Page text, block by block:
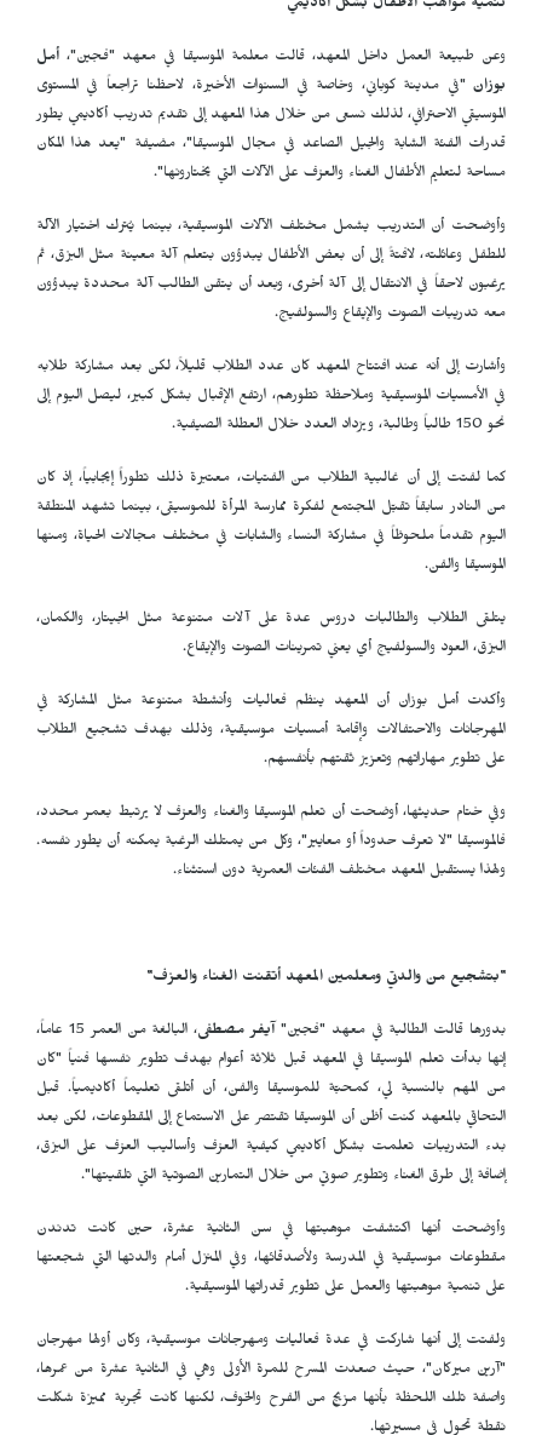
تنمية مواهب الأطفال بشكل أكاديمي
وعن طبيعة العمل داخل المعهد، قالت معلمة الموسيقا في معهد "فجين"، أمل
بوزان "في مدينة كوباني، وخاصة في السنوات الأخيرة، لاحظنا تراجعاً في المستوى
الموسيقي الاحترافي، لذلك نسعى من خلال هذا المعهد إلى تقديم تدريب أكاديمي يطور
قدرات الفئة الشابة والجيل الصاعد في مجال الموسيقا"، مضيفة "يعد هذا المكان
مساحة لتعليم الأطفال الغناء والعزف على الآلات التي يختارونها".
وأوضحت أن التدريب يشمل مختلف الآلات الموسيقية، بينما يُترك اختيار الآلة
للطفل وعائلته، لافتةً إلى أن بعض الأطفال يبدؤون بتعلم آلة معينة مثل البزق، ثم
يرغبون لاحقاً في الانتقال إلى آلة أخرى، وبعد أن يتقن الطالب آلة محددة يبدؤون
معه تدريبات الصوت والإيقاع والسولفيج.
وأشارت إلى أنه عند افتتاح المعهد كان عدد الطلاب قليلاً، لكن بعد مشاركة طلابه
في الأمسيات الموسيقية وملاحظة تطورهم، ارتفع الإقبال بشكل كبير، ليصل اليوم إلى
نحو 150 طالباً وطالبة، ويزداد العدد خلال العطلة الصيفية.
كما لفتت إلى أن غالبية الطلاب من الفتيات، معتبرة ذلك تطوراً إيجابياً، إذ كان
من النادر سابقاً تقبّل المجتمع لفكرة ممارسة المرأة للموسيقى، بينما تشهد المنطقة
اليوم تقدماً ملحوظاً في مشاركة النساء والشابات في مختلف مجالات الحياة، ومنها
الموسيقا والفن.
يتلقى الطلاب والطالبات دروس عدة على آلات متنوعة مثل الجيتار، والكمان،
البزق، العود والسولفيج أي يعني تمرينات الصوت والإيقاع.
وأكدت أمل بوزان أن المعهد ينظم فعاليات وأنشطة متنوعة مثل المشاركة في
المهرجانات والاحتفالات وإقامة أمسيات موسيقية، وذلك بهدف تشجيع الطلاب
على تطوير مهاراتهم وتعزيز ثقتهم بأنفسهم.
وفي ختام حديثها، أوضحت أن تعلم الموسيقا والغناء والعزف لا يرتبط بعمر محدد،
فالموسيقا "لا تعرف حدوداً أو معايير"، وكل من يمتلك الرغبة يمكنه أن يطور نفسه.
ولهذا يستقبل المعهد مختلف الفئات العمرية دون استثناء.
"بتشجيع من والدتي ومعلمين المعهد أتقنت الغناء والعزف"
بدورها قالت الطالبة في معهد "فجين" آيفر مصطفى
، البالغة من العمر 15 عاماً،
إنها بدأت تعلم الموسيقا في المعهد قبل ثلاثة أعوام بهدف تطوير نفسها فنياً "كان
من المهم بالنسبة لي، كمحبّة للموسيقا والفن، أن أتلقى تعليماً أكاديمياً. قبل
التحاقي بالمعهد كنت أظن أن الموسيقا تقتصر على الاستماع إلى المقطوعات، لكن بعد
بدء التدريبات تعلمت بشكل أكاديمي كيفية العزف وأساليب العزف على البزق،
إضافة إلى طرق الغناء وتطوير صوتي من خلال التمارين الصوتية التي تلقيتها".
وأوضحت أنها اكتشفت موهبتها في سن الثانية عشرة، حين كانت تدندن
مقطوعات موسيقية في المدرسة ولأصدقائها، وفي المنزل أمام والدتها التي شجعتها
على تنمية موهبتها والعمل على تطوير قدراتها الموسيقية.
ولفتت إلى أنها شاركت في عدة فعاليات ومهرجانات موسيقية، وكان أولها مهرجان
"آرين ميركان"، حيث صعدت المسرح للمرة الأولى وهي في الثانية عشرة من عمرها،
واصفة تلك اللحظة بأنها مزيج من الفرح والخوف، لكنها كانت تجربة مميزة شكلت
نقطة تحول في مسيرتها.